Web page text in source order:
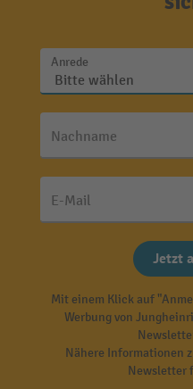
Anrede
Nachname
E-Mail
Jetzt
Mit einem Klick auf
Werbung von
Nähere Informationen
Newsletter